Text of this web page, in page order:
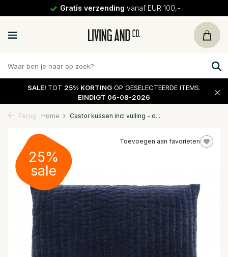
Gratis verzending vanaf EUR 100,-
SALE! TOT 25% KORTING OP GESELECTEERDE ITEMS.
EINDIGT 06-08-2026
Terug Home Castor kussen incl vulling - d...
Toevoegen aan favorieten
25%
sale